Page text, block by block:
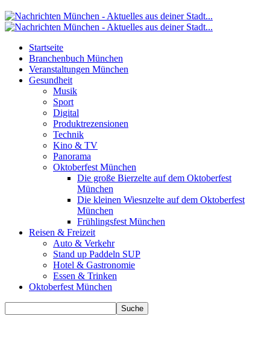
Startseite
Branchenbuch München
Veranstaltungen München
Gesundheit
Musik
Sport
Digital
Produktrezensionen
Technik
Kino & TV
Panorama
Oktoberfest München
Die große Bierzelte auf dem Oktoberfest
München
Die kleinen Wiesnzelte auf dem Oktoberfest
München
Frühlingsfest München
Reisen & Freizeit
Auto & Verkehr
Stand up Paddeln SUP
Hotel & Gastronomie
Essen & Trinken
Oktoberfest München